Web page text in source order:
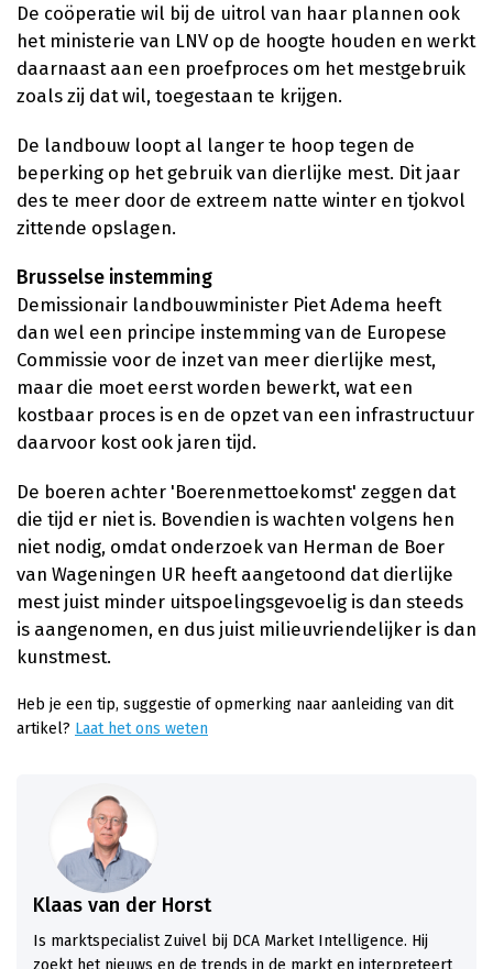
De coöperatie wil bij de uitrol van haar plannen ook
het ministerie van LNV op de hoogte houden en werkt
daarnaast aan een proefproces om het mestgebruik
zoals zij dat wil, toegestaan te krijgen.
De landbouw loopt al langer te hoop tegen de
beperking op het gebruik van dierlijke mest. Dit jaar
des te meer door de extreem natte winter en tjokvol
zittende opslagen.
Brusselse instemming
Demissionair landbouwminister Piet Adema heeft
dan wel een principe instemming van de Europese
Commissie voor de inzet van meer dierlijke mest,
maar die moet eerst worden bewerkt, wat een
kostbaar proces is en de opzet van een infrastructuur
daarvoor kost ook jaren tijd.
De boeren achter 'Boerenmettoekomst' zeggen dat
die tijd er niet is. Bovendien is wachten volgens hen
niet nodig, omdat onderzoek van Herman de Boer
van Wageningen UR heeft aangetoond dat dierlijke
mest juist minder uitspoelingsgevoelig is dan steeds
is aangenomen, en dus juist milieuvriendelijker is dan
kunstmest.
Heb je een tip, suggestie of opmerking naar aanleiding van dit
artikel? Laat het ons weten
Klaas van der Horst
Is marktspecialist Zuivel bij DCA Market Intelligence. Hij
zoekt het nieuws en de trends in de markt en interpreteert